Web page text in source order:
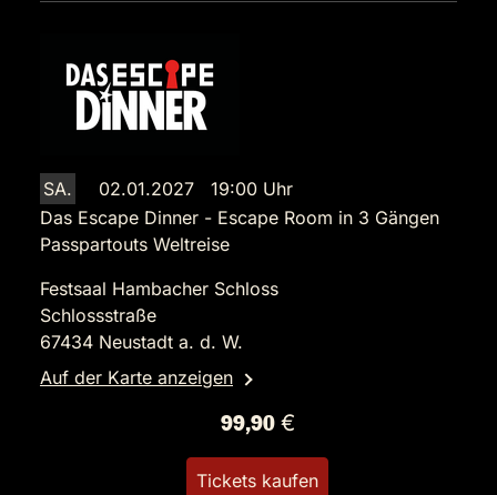
SA.
02.01.2027 19:00 Uhr
Das Escape Dinner - Escape Room in 3 Gängen
Passpartouts Weltreise
Festsaal Hambacher Schloss
Schlossstraße
67434 Neustadt a. d. W.
Auf der Karte anzeigen
99,90 €
Tickets kaufen